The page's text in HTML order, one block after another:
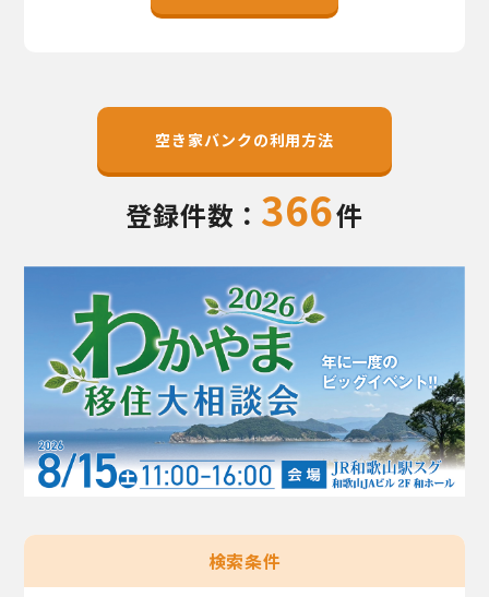
空き家バンクの利用方法
登録件数： 366件
検索条件